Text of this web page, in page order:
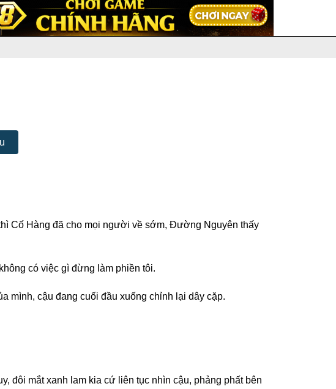
Cố Hàng đã cho mọi người về sớm, Đường Nguyên thấy
có việc gì đừng làm phiền tôi.
mình, cậu đang cuối đầu xuống chỉnh lại dây cặp.
đôi mắt xanh lam kia cứ liên tục nhìn cậu, phảng phất bên